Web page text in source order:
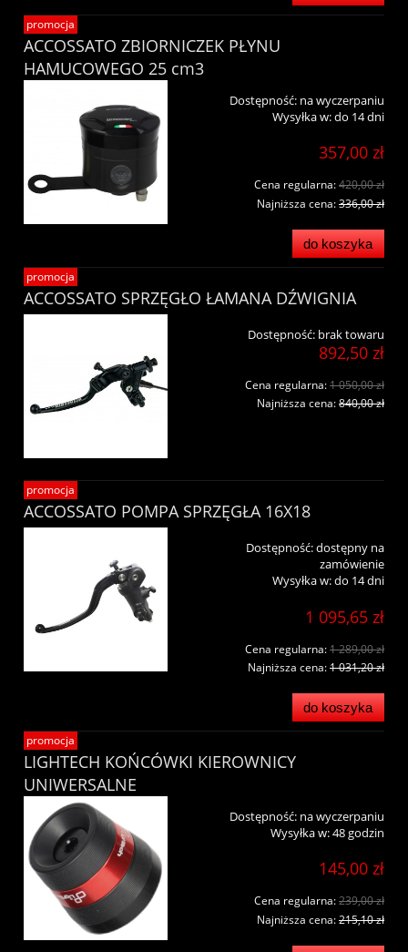
ACCOSSATO ZBIORNICZEK PŁYNU
HAMUCOWEGO 25 cm3
Dostępność: na wyczerpaniu
Wysyłka w:do 14 dni
357,00 zł
Cena regularna:420,00 zł
Najniższa cena:336,00 zł
do koszyka
promocja
ACCOSSATO SPRZĘGŁO ŁAMANA DŹWIGNIA
Dostępność: brak towaru
892,50 zł
Cena regularna:1 050,00 zł
Najniższa cena:840,00 zł
promocja
ACCOSSATO POMPA SPRZĘGŁA 16X18
Dostępność:dostępny na
zamówienie
Wysyłka w:do 14 dni
1 095,65 zł
Cena regularna:1 289,00 zł
Najniższa cena:1 031,20 zł
do koszyka
promocja
LIGHTECH KOŃCÓWKI KIEROWNICY
UNIWERSALNE
Dostępność: na wyczerpaniu
Wysyłka w:48 godzin
145,00 zł
Cena regularna:239,00 zł
Najniższa cena:215,10 zł
promocja